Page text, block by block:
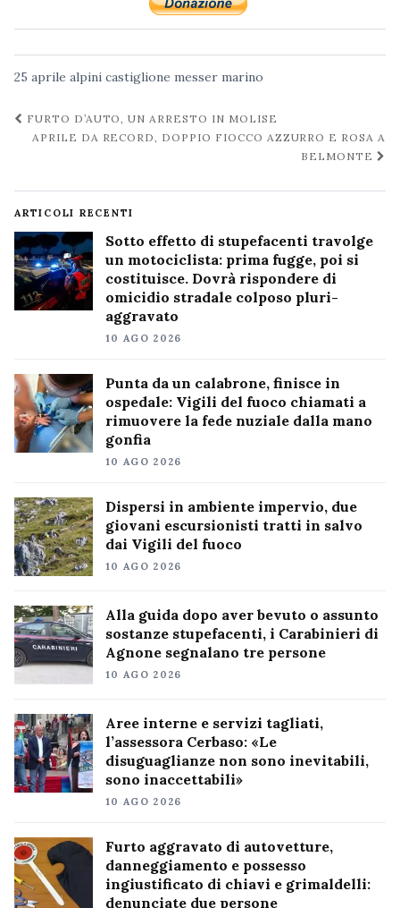
25 aprile alpini castiglione messer marino
Navigazione
post
FURTO D’AUTO, UN ARRESTO IN MOLISE
APRILE DA RECORD, DOPPIO FIOCCO AZZURRO E ROSA A
BELMONTE
ARTICOLI RECENTI
Sotto effetto di stupefacenti travolge
un motociclista: prima fugge, poi si
costituisce. Dovrà rispondere di
omicidio stradale colposo pluri-
aggravato
10 AGO 2026
Punta da un calabrone, finisce in
ospedale: Vigili del fuoco chiamati a
rimuovere la fede nuziale dalla mano
gonfia
10 AGO 2026
Dispersi in ambiente impervio, due
giovani escursionisti tratti in salvo
dai Vigili del fuoco
10 AGO 2026
Alla guida dopo aver bevuto o assunto
sostanze stupefacenti, i Carabinieri di
Agnone segnalano tre persone
10 AGO 2026
Aree interne e servizi tagliati,
l’assessora Cerbaso: «Le
disuguaglianze non sono inevitabili,
sono inaccettabili»
10 AGO 2026
Furto aggravato di autovetture,
danneggiamento e possesso
ingiustificato di chiavi e grimaldelli:
denunciate due persone